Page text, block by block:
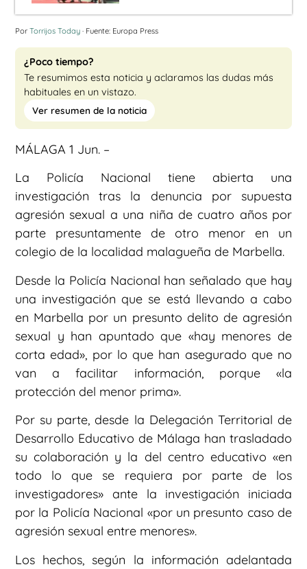
Por Torrijos Today · Fuente: Europa Press
¿Poco tiempo?
Te resumimos esta noticia y aclaramos las dudas más
habituales en un vistazo.
Ver resumen de la noticia
MÁLAGA 1 Jun. –
La Policía Nacional tiene abierta una
investigación tras la denuncia por supuesta
agresión sexual a una niña de cuatro años por
parte presuntamente de otro menor en un
colegio de la localidad malagueña de Marbella.
Desde la Policía Nacional han señalado que hay
una investigación que se está llevando a cabo
en Marbella por un presunto delito de agresión
sexual y han apuntado que «hay menores de
corta edad», por lo que han asegurado que no
van a facilitar información, porque «la
protección del menor prima».
Por su parte, desde la Delegación Territorial de
Desarrollo Educativo de Málaga han trasladado
su colaboración y la del centro educativo «en
todo lo que se requiera por parte de los
investigadores» ante la investigación iniciada
por la Policía Nacional «por un presunto caso de
agresión sexual entre menores».
Los hechos, según la información adelantada